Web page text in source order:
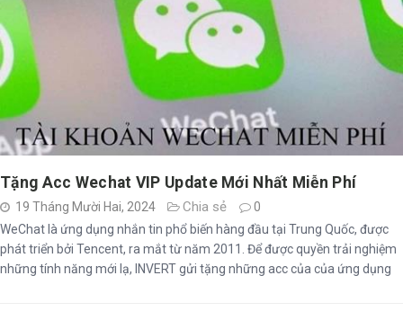
Tặng Acc Wechat VIP Update Mới Nhất Miễn Phí
19 Tháng Mười Hai, 2024 Chia sẻ
0
WeChat là ứng dụng nhắn tin phổ biến hàng đầu tại Trung Quốc, được
phát triển bởi Tencent, ra mắt từ năm 2011. Để được quyền trải nghiệm
những tính năng mới lạ, INVERT gửi tặng những acc của của ứng dụng